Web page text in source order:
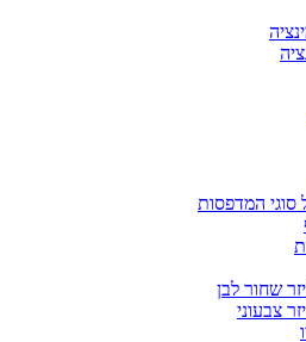
סוגי המדפסות
שחור לבן
צבעוני